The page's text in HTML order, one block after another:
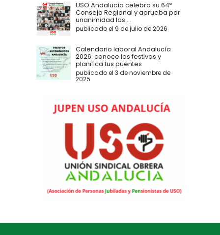
USO Andalucía celebra su 64º
Consejo Regional y aprueba por
unanimidad las ...
publicado el 9 de julio de 2026
Calendario laboral Andalucía
2026: conoce los festivos y
planifica tus puentes
publicado el 3 de noviembre de
2025